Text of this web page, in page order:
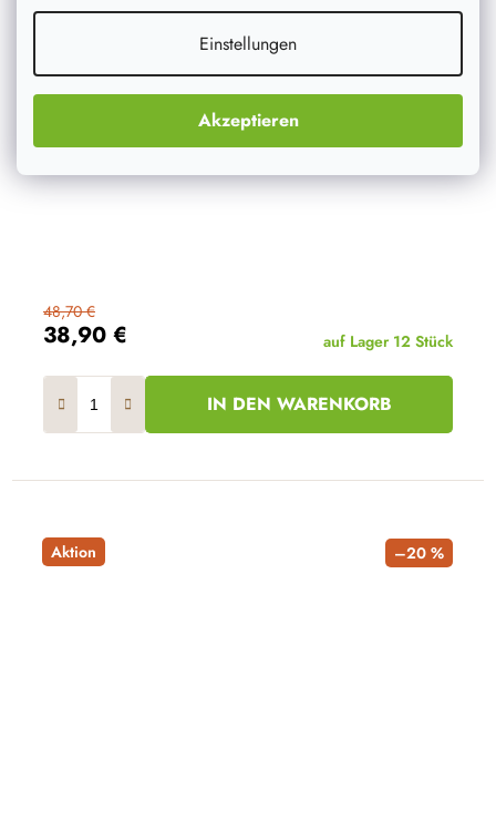
Einstellungen
Akzeptieren
38,90 €
48,70 €
auf Lager 12 Stück
IN DEN WARENKORB
Aktion –20 %